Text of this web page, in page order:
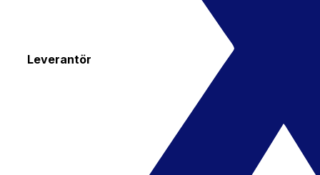
Leverantör